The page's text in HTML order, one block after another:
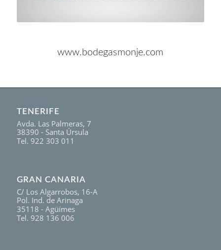
www.bodegasmonje.com
TENERIFE
Avda. Las Palmeras, 7
38390 - Santa Úrsula
Tel. 922 303 011
GRAN CANARIA
C/ Los Algarrobos, 16-A
Pol. Ind. de Arinaga
35118 - Agüímes
Tel. 928 136 006